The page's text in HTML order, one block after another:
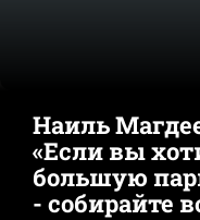
Наиль
«Если вы
большую
- собирайте